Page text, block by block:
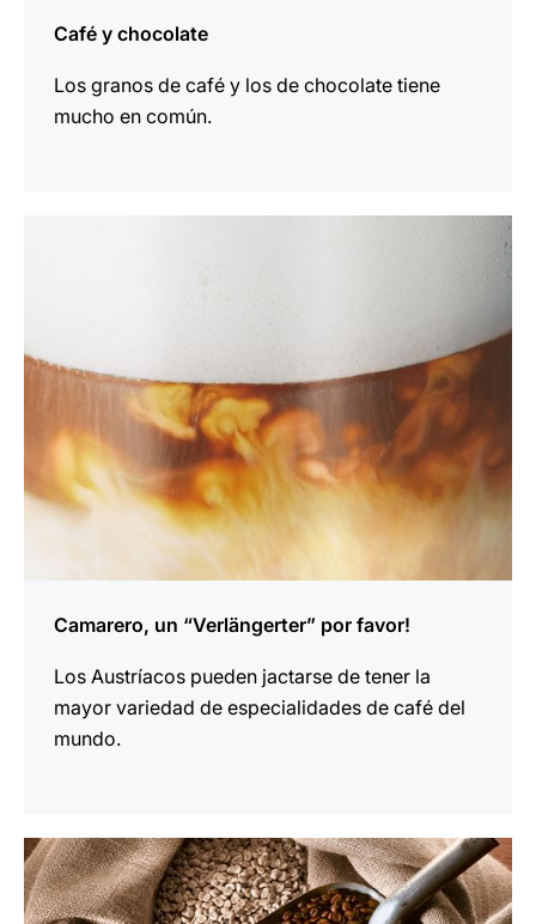
Café y chocolate
Los granos de café y los de chocolate tiene
mucho en común.
Camarero, un “Verlängerter” por favor!
Los Austríacos pueden jactarse de tener la
mayor variedad de especialidades de café del
mundo.
indicar